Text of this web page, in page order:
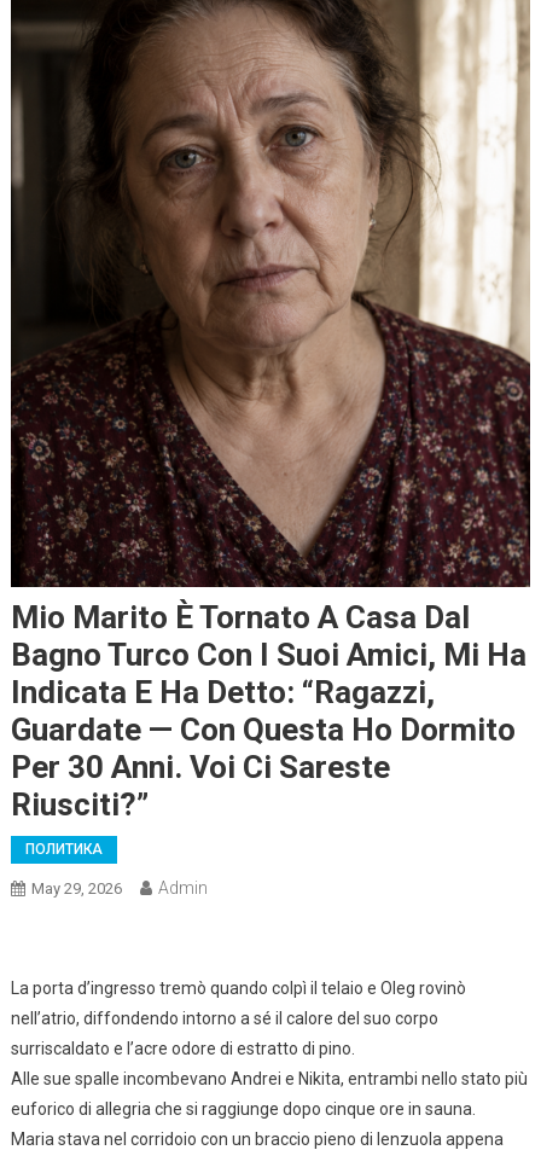
Mio Marito È Tornato A Casa Dal
Bagno Turco Con I Suoi Amici, Mi Ha
Indicata E Ha Detto: “Ragazzi,
Guardate — Con Questa Ho Dormito
Per 30 Anni. Voi Ci Sareste
Riusciti?”
ПОЛИТИКА
May 29, 2026 Admin
La porta d’ingresso tremò quando colpì il telaio e Oleg rovinò
nell’atrio, diffondendo intorno a sé il calore del suo corpo
surriscaldato e l’acre odore di estratto di pino.
Alle sue spalle incombevano Andrei e Nikita, entrambi nello stato più
euforico di allegria che si raggiunge dopo cinque ore in sauna.
Maria stava nel corridoio con un braccio pieno di lenzuola appena